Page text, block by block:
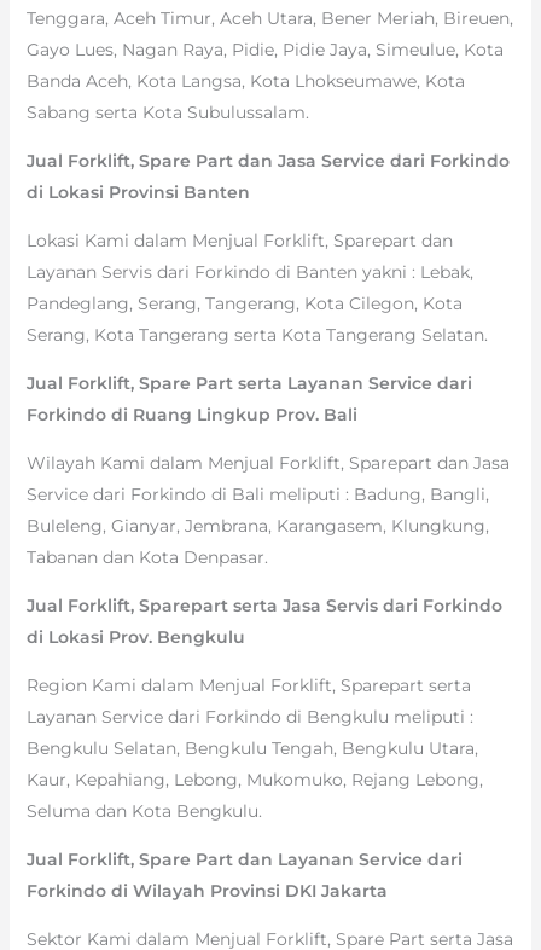
Tenggara, Aceh Timur, Aceh Utara, Bener Meriah, Bireuen,
Gayo Lues, Nagan Raya, Pidie, Pidie Jaya, Simeulue, Kota
Banda Aceh, Kota Langsa, Kota Lhokseumawe, Kota
Sabang serta Kota Subulussalam.
Jual Forklift, Spare Part dan Jasa Service dari Forkindo
di Lokasi Provinsi Banten
Lokasi Kami dalam Menjual Forklift, Sparepart dan
Layanan Servis dari Forkindo di Banten yakni : Lebak,
Pandeglang, Serang, Tangerang, Kota Cilegon, Kota
Serang, Kota Tangerang serta Kota Tangerang Selatan.
Jual Forklift, Spare Part serta Layanan Service dari
Forkindo di Ruang Lingkup Prov. Bali
Wilayah Kami dalam Menjual Forklift, Sparepart dan Jasa
Service dari Forkindo di Bali meliputi : Badung, Bangli,
Buleleng, Gianyar, Jembrana, Karangasem, Klungkung,
Tabanan dan Kota Denpasar.
Jual Forklift, Sparepart serta Jasa Servis dari Forkindo
di Lokasi Prov. Bengkulu
Region Kami dalam Menjual Forklift, Sparepart serta
Layanan Service dari Forkindo di Bengkulu meliputi :
Bengkulu Selatan, Bengkulu Tengah, Bengkulu Utara,
Kaur, Kepahiang, Lebong, Mukomuko, Rejang Lebong,
Seluma dan Kota Bengkulu.
Jual Forklift, Spare Part dan Layanan Service dari
Forkindo di Wilayah Provinsi DKI Jakarta
Sektor Kami dalam Menjual Forklift, Spare Part serta Jasa